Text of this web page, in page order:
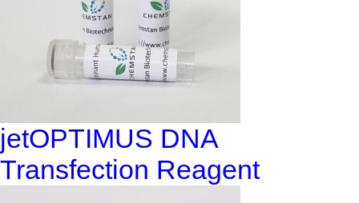
jetOPTIMUS DNA
Transfection Reagent